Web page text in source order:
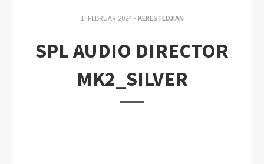
1. FEBRUAR 2024 - KERESTEDJIAN
SPL AUDIO DIRECTOR
MK2_SILVER